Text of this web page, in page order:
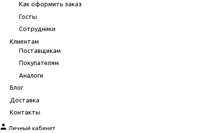
Как оформить заказ
Госты
Сотрудники
Клиентам
Поставщикам
Покупателям
Аналоги
Блог
Доставка
Контакты
Личный кабинет